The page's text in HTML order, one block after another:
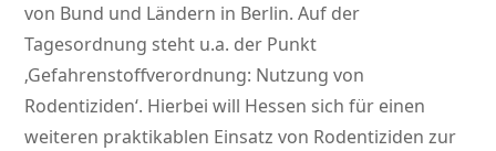
von Bund und Ländern in Berlin. Auf der
Tagesordnung steht u.a. der Punkt
‚Gefahrenstoffverordnung: Nutzung von
Rodentiziden‘. Hierbei will Hessen sich für einen
weiteren praktikablen Einsatz von Rodentiziden zur